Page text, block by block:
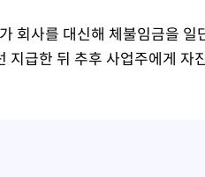
회사를 대신해 체불임금을
지급한 뒤 추후 사업주에게